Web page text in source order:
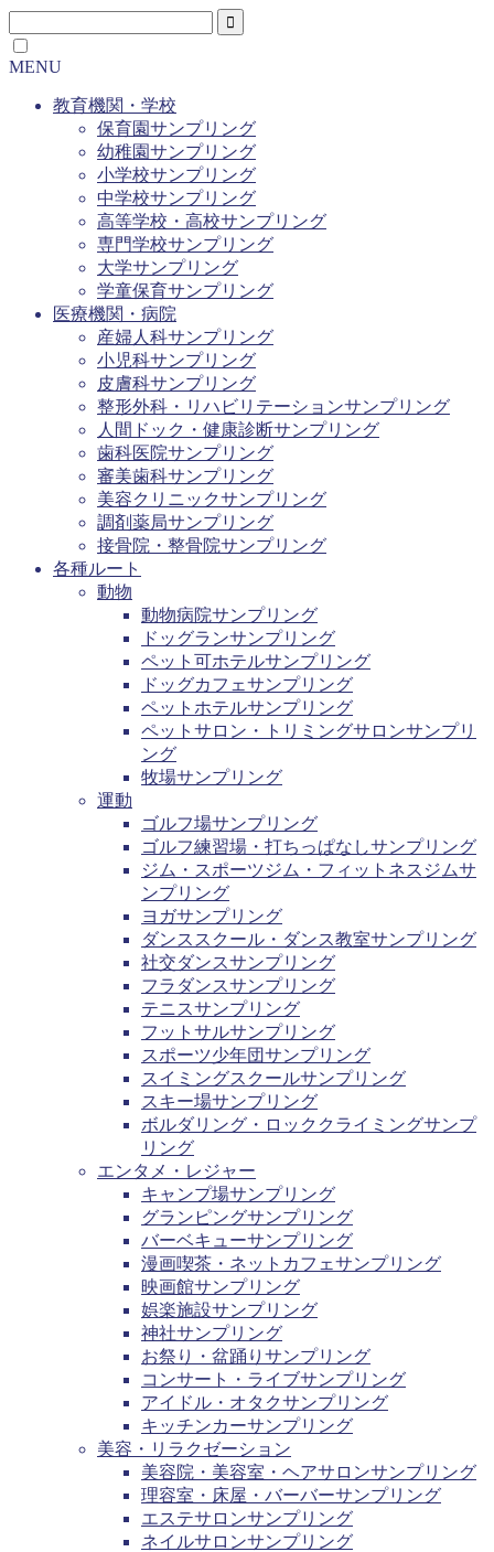
MENU
教育機関・学校
保育園サンプリング
幼稚園サンプリング
小学校サンプリング
中学校サンプリング
高等学校・高校サンプリング
専門学校サンプリング
大学サンプリング
学童保育サンプリング
医療機関・病院
産婦人科サンプリング
小児科サンプリング
皮膚科サンプリング
整形外科・リハビリテーションサンプリング
人間ドック・健康診断サンプリング
歯科医院サンプリング
審美歯科サンプリング
美容クリニックサンプリング
調剤薬局サンプリング
接骨院・整骨院サンプリング
各種ルート
動物
動物病院サンプリング
ドッグランサンプリング
ペット可ホテルサンプリング
ドッグカフェサンプリング
ペットホテルサンプリング
ペットサロン・トリミングサロンサンプリ
ング
牧場サンプリング
運動
ゴルフ場サンプリング
ゴルフ練習場・打ちっぱなしサンプリング
ジム・スポーツジム・フィットネスジムサ
ンプリング
ヨガサンプリング
ダンススクール・ダンス教室サンプリング
社交ダンスサンプリング
フラダンスサンプリング
テニスサンプリング
フットサルサンプリング
スポーツ少年団サンプリング
スイミングスクールサンプリング
スキー場サンプリング
ボルダリング・ロッククライミングサンプ
リング
エンタメ・レジャー
キャンプ場サンプリング
グランピングサンプリング
バーベキューサンプリング
漫画喫茶・ネットカフェサンプリング
映画館サンプリング
娯楽施設サンプリング
神社サンプリング
お祭り・盆踊りサンプリング
コンサート・ライブサンプリング
アイドル・オタクサンプリング
キッチンカーサンプリング
美容・リラクゼーション
美容院・美容室・ヘアサロンサンプリング
理容室・床屋・バーバーサンプリング
エステサロンサンプリング
ネイルサロンサンプリング